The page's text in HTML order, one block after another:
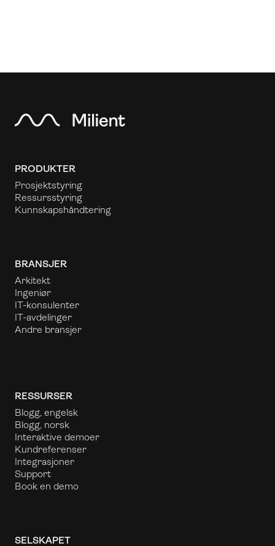
PRODUKTER
Prosjektstyring
Ressursstyring
Kunnskapshåndtering
BRANSJER
Arkitekt
Ingeniør
IT-konsulenter
IT-avdelinger
Andre bransjer
RESSURSER
Blogg, engelsk
Blogg, norsk
Interaktive demoer
Kundreferenser
Integrasjoner
Support
Book en demo
SELSKAPET